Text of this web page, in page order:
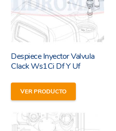
Despiece Inyector Valvula
Clack Ws1Ci Df Y Uf
VER PRODUCTO